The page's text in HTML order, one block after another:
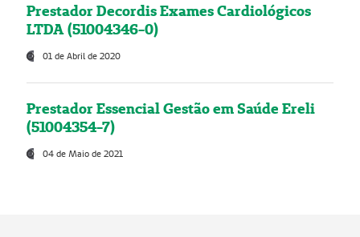
Prestador Decordis Exames Cardiológicos
LTDA (51004346-0)
01 de Abril de 2020
Prestador Essencial Gestão em Saúde Ereli
(51004354-7)
04 de Maio de 2021